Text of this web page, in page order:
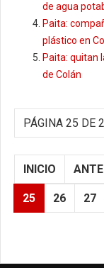
de agua
Paita:
plástico en
Paita: quitan
de Colán
PÁGINA 25 DE
INICIO
25 26 27